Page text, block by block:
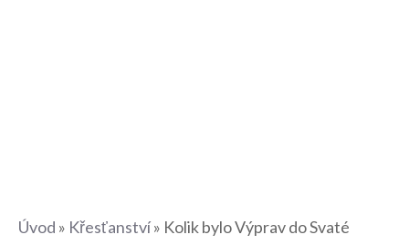
Úvod » Křesťanství» Kolik bylo Výprav do Svaté